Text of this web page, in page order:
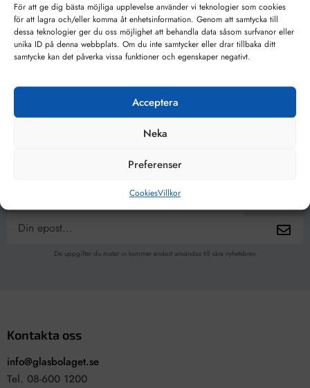
För att ge dig bästa möjliga upplevelse använder vi teknologier som cookies
för att lagra och/eller komma åt enhetsinformation. Genom att samtycka till
dessa teknologier ger du oss möjlighet att behandla data såsom surfvanor eller
unika ID på denna webbplats. Om du inte samtycker eller drar tillbaka ditt
samtycke kan det påverka vissa funktioner och egenskaper negativt.
Acceptera
Neka
Preferenser
CookiesVillkor
Ta del av våra bästa erbjudanden & nyheter!
De uppgifter du matar in kommer endast användas till våra nyhetsbrev.
Kontakta oss
info@glasbolaget.se
Tel. 08-600 1200